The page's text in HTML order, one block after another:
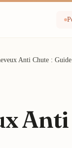
Anti Chute :